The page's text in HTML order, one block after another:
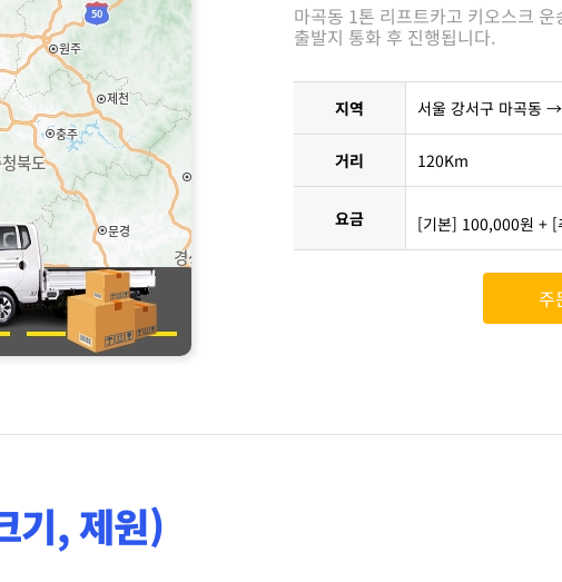
마곡동 1톤 리프트카고 키오스크
출발지 통화 후 진행됩니다.
지역 서울 강서구 마곡동
거리 120Km
요금 [기본] 100,000원 +
주
기, 제원)